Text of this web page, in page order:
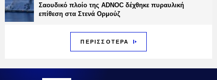
Σαουδικό πλοίο της ADNOC δέχθηκε πυραυλική
επίθεση στα Στενά Ορμούζ
ΠΕΡΙΣΣΟΤΕΡΑ